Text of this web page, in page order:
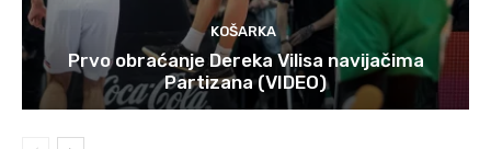
KOŠARKA
Prvo obraćanje Dereka Vilisa navijačima
Partizana (VIDEO)